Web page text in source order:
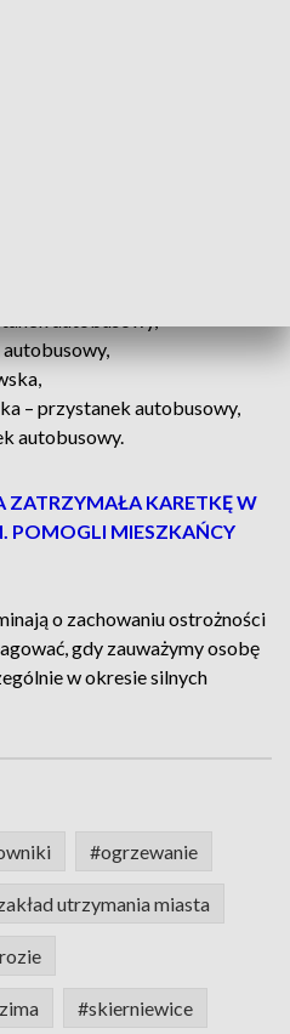
– przystanek autobusowy,
autobusowy.
ZATRZYMAŁA KARETKĘ W
POMOGLI MIESZKAŃCY
o zachowaniu ostrożności
gdy zauważymy osobę
w okresie silnych
#ogrzewanie
utrzymania miasta
#skierniewice